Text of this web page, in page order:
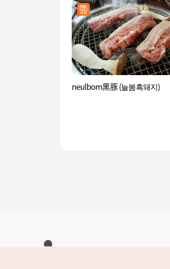
neulbom黑豚 (늘봄흑돼지)